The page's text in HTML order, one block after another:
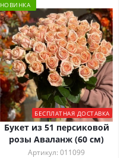
НОВИНКА
БЕСПЛАТНАЯ ДОСТАВКА
Букет из 51 персиковой
розы Аваланж (60 см)
Артикул: 011099